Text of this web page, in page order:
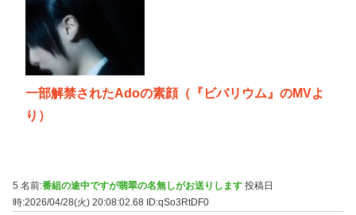
一部解禁されたAdoの素顔（『ビバリウム』のMVよ
り）
5 名前:番組の途中ですが翡翠の名無しがお送りします 投稿日
時:2026/04/28(火) 20:08:02.68 ID:qSo3RtDF0